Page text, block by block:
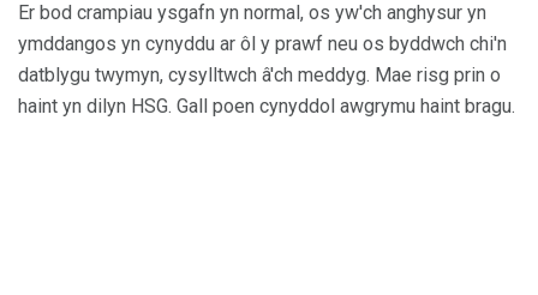
Er bod crampiau ysgafn yn normal, os yw'ch anghysur yn
ymddangos yn cynyddu ar ôl y prawf neu os byddwch chi'n
datblygu twymyn, cysylltwch â'ch meddyg. Mae risg prin o
haint yn dilyn HSG. Gall poen cynyddol awgrymu haint bragu.